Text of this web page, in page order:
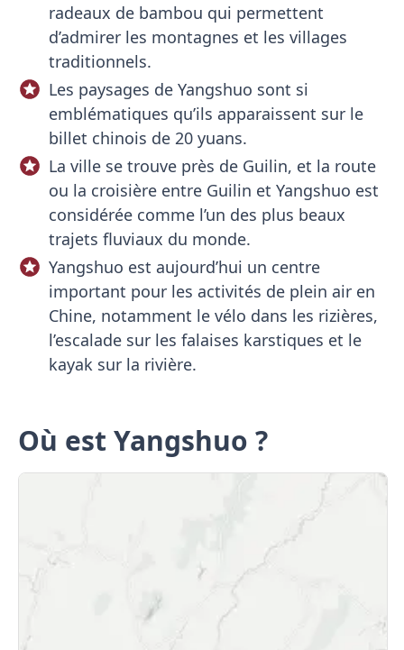
radeaux de bambou qui permettent
d’admirer les montagnes et les villages
traditionnels.
Les paysages de Yangshuo sont si
emblématiques qu’ils apparaissent sur le
billet chinois de 20 yuans.
La ville se trouve près de Guilin, et la route
ou la croisière entre Guilin et Yangshuo est
considérée comme l’un des plus beaux
trajets fluviaux du monde.
Yangshuo est aujourd’hui un centre
important pour les activités de plein air en
Chine, notamment le vélo dans les rizières,
l’escalade sur les falaises karstiques et le
kayak sur la rivière.
Où est Yangshuo ?